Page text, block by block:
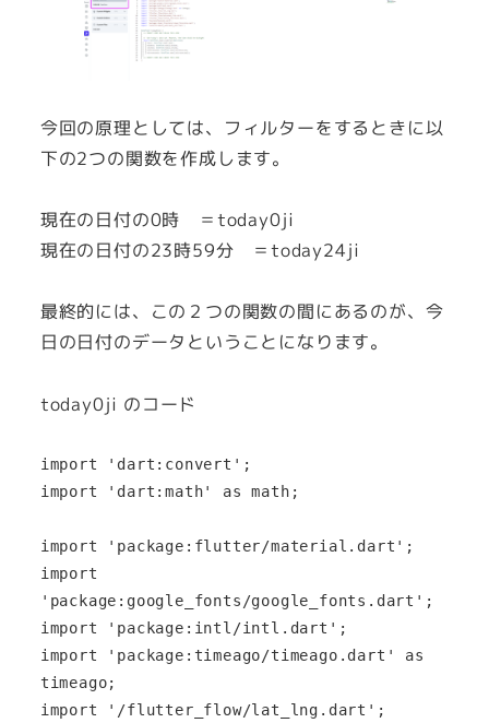
今回の原理としては、フィルターをするときに以
下の2つの関数を作成します。
現在の日付の0時 ＝today0ji
現在の日付の23時59分 ＝today24ji
最終的には、この２つの関数の間にあるのが、今
日の日付のデータということになります。
today0ji のコード
import 'dart:convert';
import 'dart:math' as math;
import 'package:flutter/material.dart';
import
'package:google_fonts/google_fonts.dart';
import 'package:intl/intl.dart';
import 'package:timeago/timeago.dart' as
timeago;
import '/flutter_flow/lat_lng.dart';